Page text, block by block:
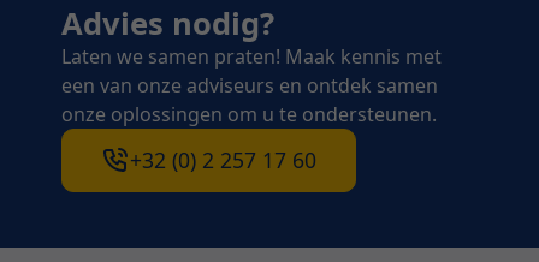
Advies nodig?
Laten we samen praten! Maak kennis met
een van onze adviseurs en ontdek samen
onze oplossingen om u te ondersteunen.
+32 (0) 2 257 17 60